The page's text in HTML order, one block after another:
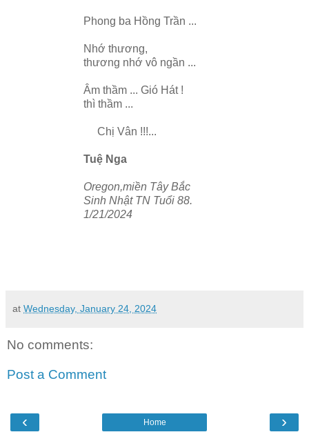
Phong ba Hồng Trần ...
Nhớ thương,
thương nhớ vô ngần ...
Âm thầm ... Gió Hát !
thì thầm ...
Chị Vân !!!...
Tuệ Nga
Oregon,miền Tây Bắc
Sinh Nhật TN Tuổi 88.
1/21/2024
at Wednesday, January 24, 2024
No comments:
Post a Comment
‹ ›
Home